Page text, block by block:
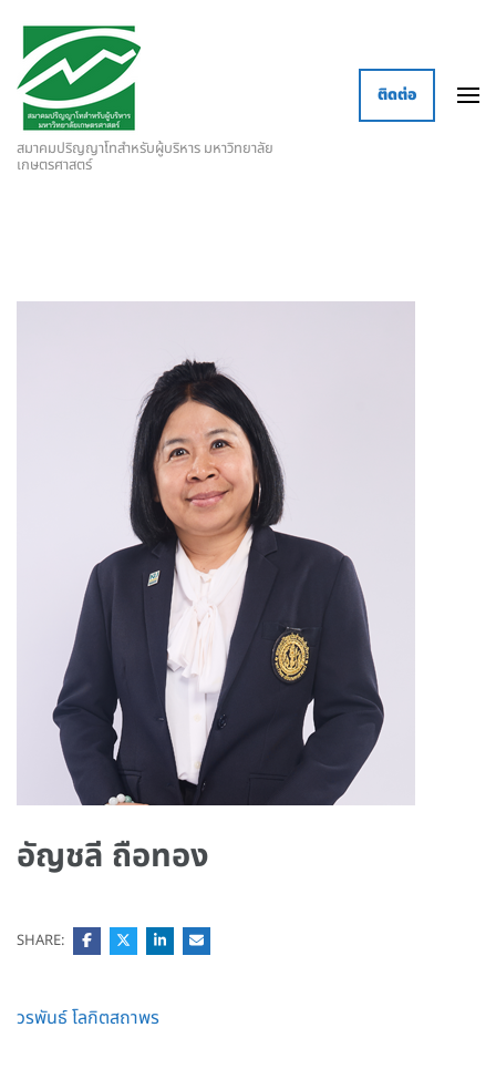
สมาคมปริญญาโทสำหรับผู้บริหาร มหาวิทยาลัย
เกษตรศาสตร์
ติดต่อ
อัญชลี ถือทอง
SHARE:
Post
วรพันธ์ โลกิตสถาพร